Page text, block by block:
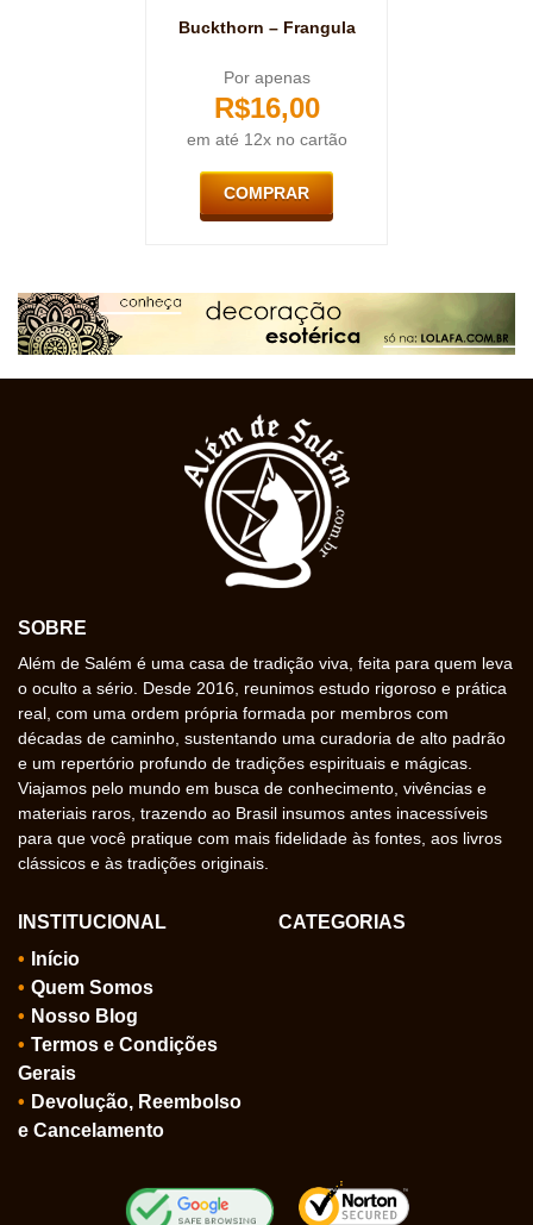
Buckthorn – Frangula
Por apenas
R$16,00
em até 12x no cartão
COMPRAR
SOBRE
Além de Salém é uma casa de tradição viva, feita para quem leva
o oculto a sério. Desde 2016, reunimos estudo rigoroso e prática
real, com uma ordem própria formada por membros com
décadas de caminho, sustentando uma curadoria de alto padrão
e um repertório profundo de tradições espirituais e mágicas.
Viajamos pelo mundo em busca de conhecimento, vivências e
materiais raros, trazendo ao Brasil insumos antes inacessíveis
para que você pratique com mais fidelidade às fontes, aos livros
clássicos e às tradições originais.
INSTITUCIONAL
Início
Quem Somos
Nosso Blog
Termos e Condições
Gerais
Devolução, Reembolso
e Cancelamento
CATEGORIAS